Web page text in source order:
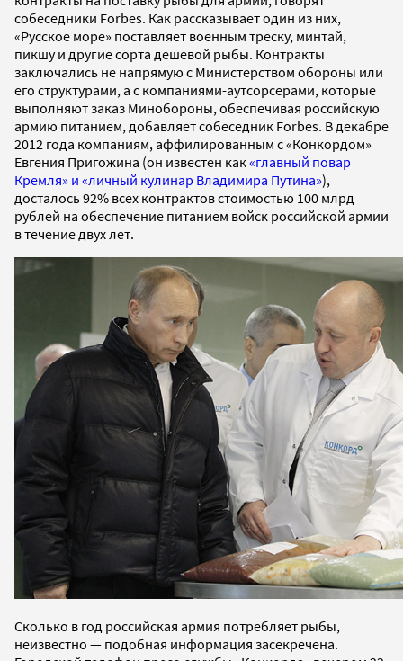
собеседники Forbes. Как рассказывает один из них,
«Русское море» поставляет военным треску, минтай,
пикшу и другие сорта дешевой рыбы. Контракты
заключались не напрямую с Министерством обороны или
его структурами, а с компаниями-аутсорсерами, которые
выполняют заказ Минобороны, обеспечивая российскую
армию питанием, добавляет собеседник Forbes. В декабре
2012 года компаниям, аффилированным с «Конкордом»
Евгения Пригожина (он известен как«главный повар
Кремля» и «личный кулинар Владимира Путина»),
досталось 92% всех контрактов стоимостью 100 млрд
рублей на обеспечение питанием войск российской армии
в течение двух лет.
Сколько в год российская армия потребляет рыбы,
неизвестно — подобная информация засекречена.